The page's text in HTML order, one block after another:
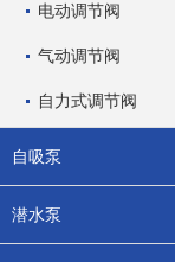
电动调节阀
气动调节阀
自力式调节阀
自吸泵
潜水泵